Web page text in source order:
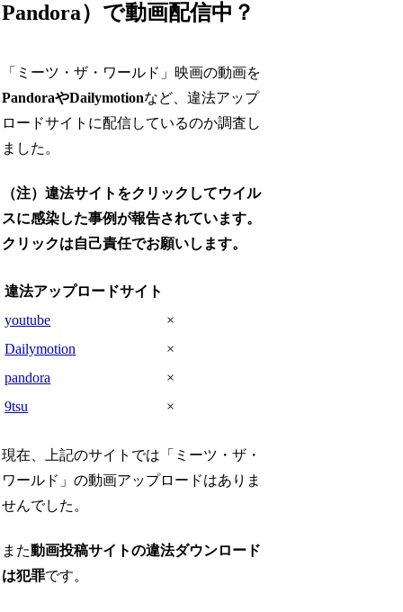
Pandora）で動画配信中？
「ミーツ・ザ・ワールド」映画の動画を
PandoraやDailymotionなど、違法アップ
ロードサイトに配信しているのか調査し
ました。
（注）違法サイトをクリックしてウイル
スに感染した事例が報告されています。
クリックは自己責任でお願いします。
違法アップロードサイト
youtube
×
Dailymotion
×
pandora
×
9tsu
×
現在、上記のサイトでは「ミーツ・ザ・
ワールド」の動画アップロードはありま
せんでした。
また動画投稿サイトの違法ダウンロード
は犯罪です。